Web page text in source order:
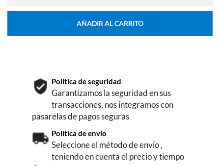
AÑADIR AL CARRITO
Política de seguridad
Garantizamos la seguridad en sus
transacciones, nos integramos con
pasarelas de pagos seguras
Política de envío
Seleccione el método de envío ,
teniendo en cuenta el precio y tiempo